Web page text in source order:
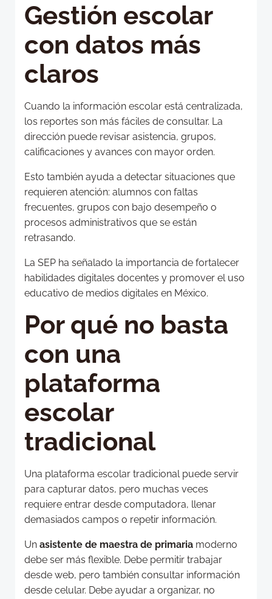
Gestión escolar
con datos más
claros
Cuando la información escolar está centralizada,
los reportes son más fáciles de consultar. La
dirección puede revisar asistencia, grupos,
calificaciones y avances con mayor orden.
Esto también ayuda a detectar situaciones que
requieren atención: alumnos con faltas
frecuentes, grupos con bajo desempeño o
procesos administrativos que se están
retrasando.
La SEP ha señalado la importancia de fortalecer
habilidades digitales docentes y promover el uso
educativo de medios digitales en México.
Por qué no basta
con una
plataforma
escolar
tradicional
Una plataforma escolar tradicional puede servir
para capturar datos, pero muchas veces
requiere entrar desde computadora, llenar
demasiados campos o repetir información.
Un asistente de maestra de primaria moderno
debe ser más flexible. Debe permitir trabajar
desde web, pero también consultar información
desde celular. Debe ayudar a organizar, no